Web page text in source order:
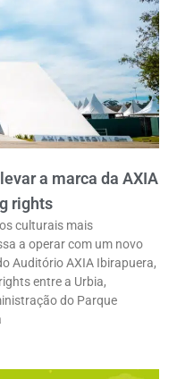
a marca da AXIA
rights
culturais mais
a operar com um novo
Auditório AXIA Ibirapuera,
entre a Urbia,
do Parque